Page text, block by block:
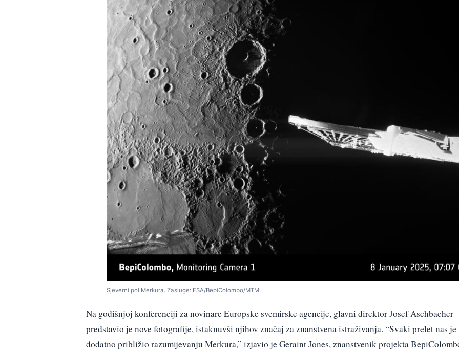
Sjeverni pol Merkura. Zasluge: ESA/BepiColombo/MTM.
Na godišnjoj konferenciji za novinare Europske svemirske agencije, glavni direktor Josef Aschbacher
predstavio je nove fotografije, istaknuvši njihov značaj za znanstvena istraživanja. “Svaki prelet nas je
dodatno približio razumijevanju Merkura,” izjavio je Geraint Jones, znanstvenik projekta